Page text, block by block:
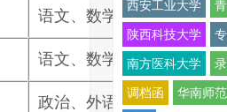
语文、数学、外语、史地\
语文、数学、外语、史地\
政治、外语、大学语文
西安工业大学
陕西科技大学
南方医科大学
调档函 华南师